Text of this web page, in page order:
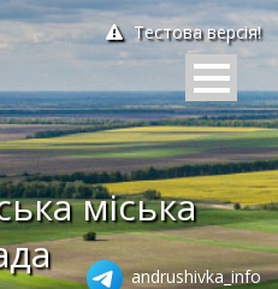
Тестова версія!
міська
andrushivka_info